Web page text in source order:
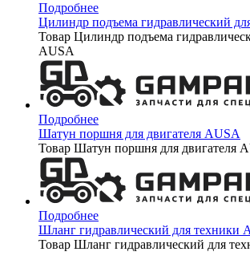
Подробнее
Цилиндр подъема гидравлический
Товар Цилиндр подъема
AUSA
Подробнее
Шатун поршня для двигателя AUSA
Товар Шатун поршня для двигателя
Подробнее
Шланг гидравлический для техники
Товар Шланг гидравлический для